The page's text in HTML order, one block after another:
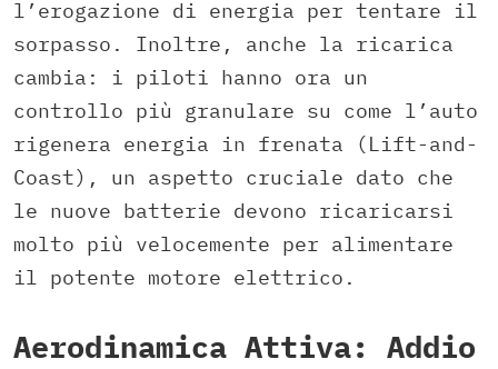
l’erogazione di energia per tentare il
sorpasso. Inoltre, anche la ricarica
cambia: i piloti hanno ora un
controllo più granulare su come l’auto
rigenera energia in frenata (Lift-and-
Coast), un aspetto cruciale dato che
le nuove batterie devono ricaricarsi
molto più velocemente per alimentare
il potente motore elettrico.
Aerodinamica Attiva: Addio